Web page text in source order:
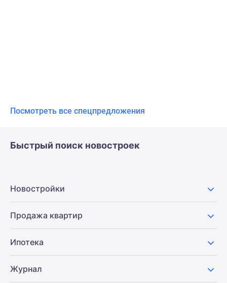
Посмотреть все спецпредложения
Быстрый поиск новостроек
Новостройки
Продажа квартир
Ипотека
Журнал